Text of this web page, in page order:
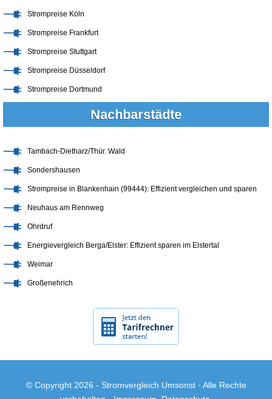
Strompreise Köln
Strompreise Frankfurt
Strompreise Stuttgart
Strompreise Düsseldorf
Strompreise Dortmund
Nachbarstädte
Tambach-Dietharz/Thür. Wald
Sondershausen
Strompreise in Blankenhain (99444): Effizient vergleichen und sparen
Neuhaus am Rennweg
Ohrdruf
Energievergleich Berga/Elster: Effizient sparen im Elstertal
Weimar
Großenehrich
© Copyright 2026 - Stromvergleich Umsonst· Alle Rechte